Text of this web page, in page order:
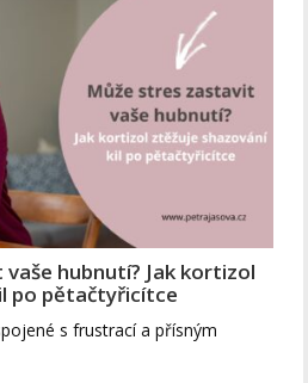
hubnutí? Jak kortizol
po pětačtyřicítce
s frustrací a přísným